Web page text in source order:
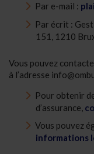
Par e-mail :
Par écrit :
151, 1210
Vous pouvez
à l’adresse
Pour obtenir
d’assurance,
Vous pouvez
informations